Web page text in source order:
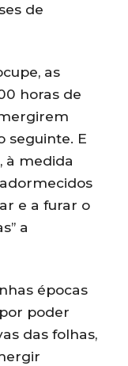
de
as
horas de
seguinte. E
à medida
e a furar o
a
épocas
poder
das folhas,